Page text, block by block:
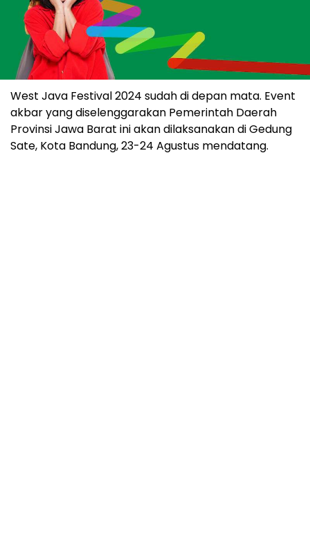
West Java Festival 2024 sudah di depan mata. Event
akbar yang diselenggarakan Pemerintah Daerah
Provinsi Jawa Barat ini akan dilaksanakan di Gedung
Sate, Kota Bandung, 23-24 Agustus mendatang.